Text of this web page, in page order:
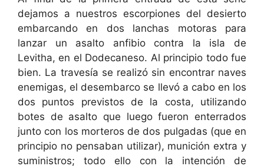
dejamos a nuestros escorpiones del desierto
embarcando en dos lanchas motoras para
lanzar un asalto anfibio contra la isla de
Levitha, en el Dodecaneso. Al principio todo fue
bien. La travesía se realizó sin encontrar naves
enemigas, el desembarco se llevó a cabo en los
dos puntos previstos de la costa, utilizando
botes de asalto que luego fueron enterrados
junto con los morteros de dos pulgadas (que en
principio no pensaban utilizar), munición extra y
suministros; todo ello con la intención de